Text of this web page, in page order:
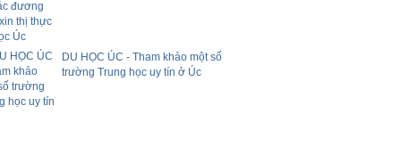
DU HỌC ÚC - Tham khảo một số
trường Trung học uy tín ở Úc